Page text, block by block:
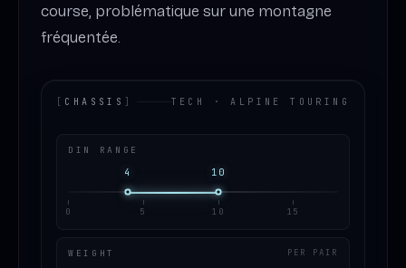
course, problématique sur une montagne
fréquentée.
[ CHASSIS ] TECH · ALPINE TOURING
DIN RANGE
4
10
0 5 10 15
WEIGHT PER PAIR